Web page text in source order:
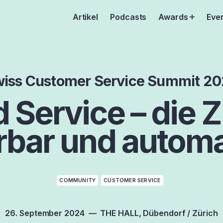
Artikel Podcasts Awards Open
Customer Service Summit
Service – die
und
COMMUNITY CUSTOMER SERVICE
26. September 2024 THE HALL Dübendorf / Zürich